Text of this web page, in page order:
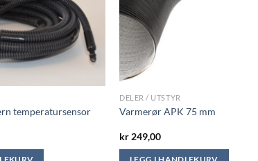
temperatursensor
DELER / UTSTYR
Varmerør APK 75 mm
kr 249,00